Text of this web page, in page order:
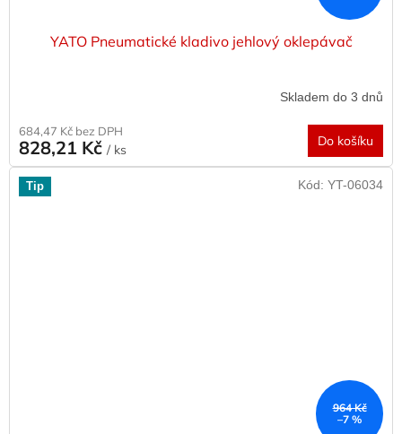
YATO Pneumatické kladivo jehlový oklepávač
Skladem do 3 dnů
684,47 Kč bez DPH
828,21 Kč / ks
Do košíku
Tip
964 Kč
–7 %
Kód: YT-06034